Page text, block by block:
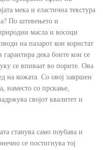
мека и еластична текстура
По штевењето и
масла и восоци
на пазарот кои користат
дека боите кои се
се впиваат во порите. Ова
на кожата. Со овој завршен
наместо со прскање,
својот квалитет и
станува само поубава и
се постигнува тој